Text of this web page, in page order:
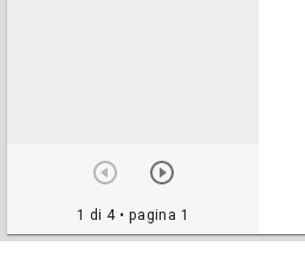
1 di 4• pagina 1